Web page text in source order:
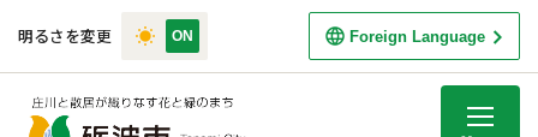
明るさを変更 Foreign Language